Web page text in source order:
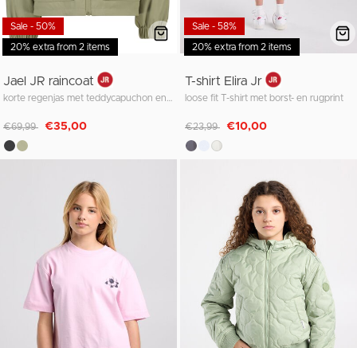
20% extra from 2 items
Sale - 50%
Jael JR raincoat
Afgeprijsd van
€69,99 naar
€35,00
20% extra from 2 items
Sale - 58%
T-shirt Elira Jr
loose fit T-shirt met borst- en rugprint
Afgeprijsd van
€23,99 naar
€10,00